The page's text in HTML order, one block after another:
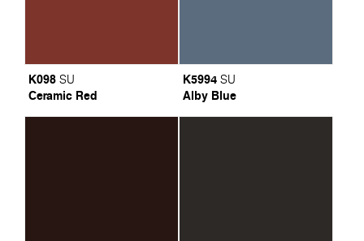
K098 SU
Ceramic Red
K5994 SU
Alby Blue